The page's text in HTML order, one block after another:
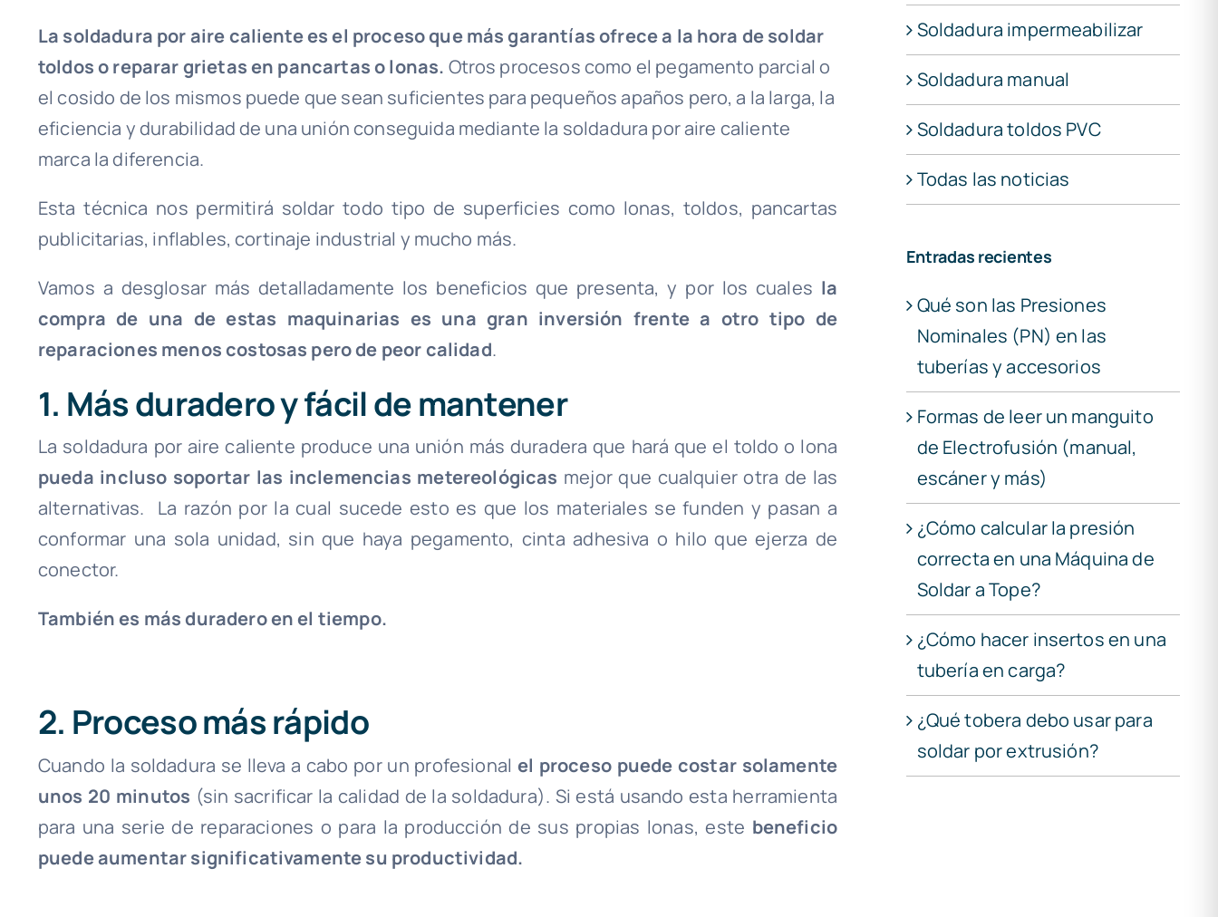
La soldadura por aire caliente es el proceso que más garantías ofrece a la hora de soldar
toldos o reparar grietas en pancartas o lonas. Otros procesos como el pegamento parcial o
el cosido de los mismos puede que sean suficientes para pequeños apaños pero, a la larga, la
eficiencia y durabilidad de una unión conseguida mediante la soldadura por aire caliente
marca la diferencia.
Esta técnica nos permitirá soldar todo tipo de superficies como lonas, toldos, pancartas
publicitarias, inflables, cortinaje industrial y mucho más.
Vamos a desglosar más detalladamente los beneficios que presenta, y por los cuales la
compra de una de estas maquinarias es una gran inversión frente a otro tipo de
reparaciones menos costosas pero de peor calidad.
1. Más duradero y fácil de mantener
La soldadura por aire caliente produce una unión más duradera que hará que el toldo o lona
pueda incluso soportar las inclemencias metereológicas mejor que cualquier otra de las
alternativas. La razón por la cual sucede esto es que los materiales se funden y pasan a
conformar una sola unidad, sin que haya pegamento, cinta adhesiva o hilo que ejerza de
conector.
También es más duradero en el tiempo.
2. Proceso más rápido
Cuando la soldadura se lleva a cabo por un profesional el proceso puede costar solamente
unos 20 minutos (sin sacrificar la calidad de la soldadura). Si está usando esta herramienta
para una serie de reparaciones o para la producción de sus propias lonas, este beneficio
puede aumentar significativamente su productividad.
Soldadura impermeabilizar
Soldadura manual
Soldadura toldos PVC
Todas las noticias
Entradas recientes
Qué son las Presiones
Nominales (PN) en las
tuberías y accesorios
Formas de leer un manguito
de Electrofusión (manual,
escáner y más)
¿Cómo calcular la presión
correcta en una Máquina de
Soldar a Tope?
¿Cómo hacer insertos en una
tubería en carga?
¿Qué tobera debo usar para
soldar por extrusión?